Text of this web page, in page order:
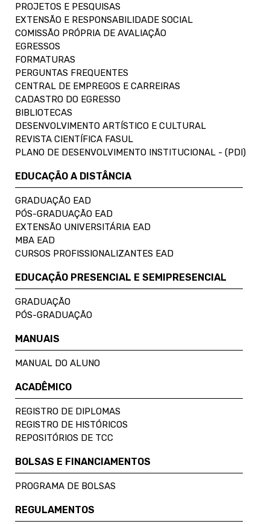
PROJETOS E PESQUISAS
EXTENSÃO E RESPONSABILIDADE SOCIAL
COMISSÃO PRÓPRIA DE AVALIAÇÃO
EGRESSOS
FORMATURAS
PERGUNTAS FREQUENTES
CENTRAL DE EMPREGOS E CARREIRAS
CADASTRO DO EGRESSO
BIBLIOTECAS
DESENVOLVIMENTO ARTÍSTICO E CULTURAL
REVISTA CIENTÍFICA FASUL
PLANO DE DESENVOLVIMENTO INSTITUCIONAL - (PDI)
EDUCAÇÃO A DISTÂNCIA
GRADUAÇÃO EAD
PÓS-GRADUAÇÃO EAD
EXTENSÃO UNIVERSITÁRIA EAD
MBA EAD
CURSOS PROFISSIONALIZANTES EAD
EDUCAÇÃO PRESENCIAL E SEMIPRESENCIAL
GRADUAÇÃO
PÓS-GRADUAÇÃO
MANUAIS
MANUAL DO ALUNO
ACADÊMICO
REGISTRO DE DIPLOMAS
REGISTRO DE HISTÓRICOS
REPOSITÓRIOS DE TCC
BOLSAS E FINANCIAMENTOS
PROGRAMA DE BOLSAS
REGULAMENTOS